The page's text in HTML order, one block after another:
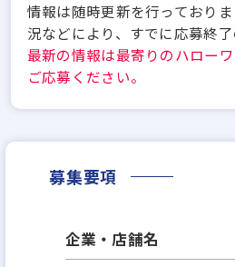
情報は随時更新を行っており
況などにより、すでに応募終了
最新の情報は最寄りのハローワ
ご応募ください。
募集要項
企業・店舗名